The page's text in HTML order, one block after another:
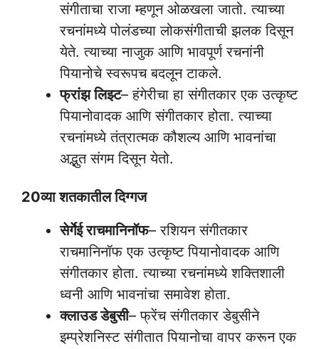
संगीताचा राजा म्हणून ओळखला जातो. त्याच्या
रचनांमध्ये पोलंडच्या लोकसंगीताची झलक दिसून
येते. त्याच्या नाजुक आणि भावपूर्ण रचनांनी
पियानोचे स्वरूपच बदलून टाकले.
फ्रांझ लिझ्ट– हंगेरीचा हा संगीतकार एक उत्कृष्ट
पियानोवादक आणि संगीतकार होता. त्याच्या
रचनांमध्ये तंत्रात्मक कौशल्य आणि भावनांचा
अद्भुत संगम दिसून येतो.
20व्या शतकातील दिग्गज
सेर्गेई राचमानिनॉफ– रशियन संगीतकार
राचमानिनॉफ एक उत्कृष्ट पियानोवादक आणि
संगीतकार होता. त्याच्या रचनांमध्ये शक्तिशाली
ध्वनी आणि भावनांचा समावेश होता.
क्लाउड डेबुसी– फ्रेंच संगीतकार डेबुसीने
इम्प्रेशनिस्ट संगीतात पियानोचा वापर करून एक